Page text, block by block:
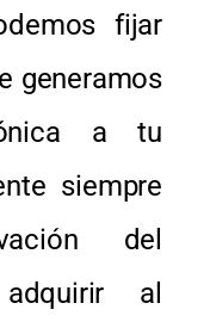
fijar
generamos
a tu
siempre
del
al